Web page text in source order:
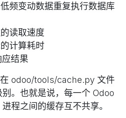
频变动数据重复执行数据库
读取速度
计算耗时
结果
odoo/tools/cache.py 文件
。也就是说，每一个 Odoo
程之间的缓存互不共享。